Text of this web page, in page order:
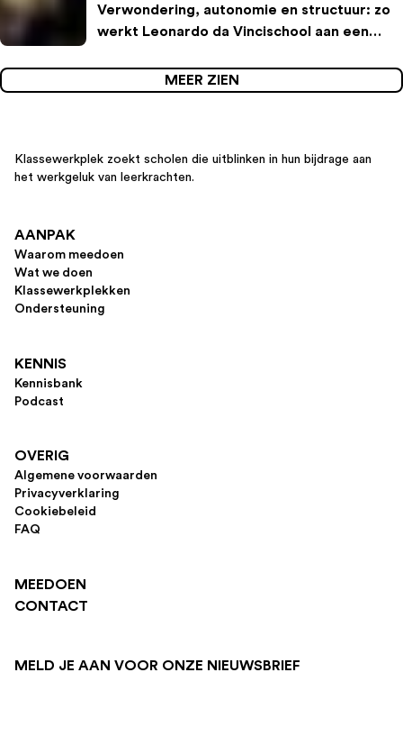
Verwondering, autonomie en structuur: zo
werkt Leonardo da Vincischool aan een
MEER ZIEN
Klassewerkplek zoekt scholen die uitblinken in hun bijdrage aan
het werkgeluk van leerkrachten.
AANPAK
Waarom meedoen
Wat we doen
Klassewerkplekken
Ondersteuning
KENNIS
Kennisbank
Podcast
OVERIG
Algemene voorwaarden
Privacyverklaring
Cookiebeleid
FAQ
MEEDOEN
CONTACT
MELD JE AAN VOOR ONZE NIEUWSBRIEF